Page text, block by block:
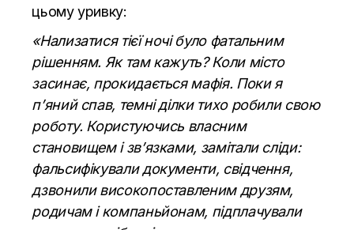
цьому уривку:
«Нализатися тієї ночі було фатальним
рішенням. Як там кажуть? Коли місто
засинає, прокидається мафія. Поки я
п’яний спав, темні ділки тихо робили свою
роботу. Користуючись власним
становищем і зв’язками, замітали сліди:
фальсифікували документи, свідчення,
дзвонили високопоставленим друзям,
родичам і компаньйонам, підплачували